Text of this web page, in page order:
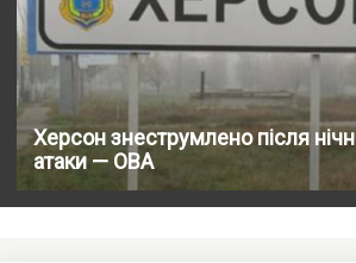
Херсон знеструмлено після
атаки — ОВА